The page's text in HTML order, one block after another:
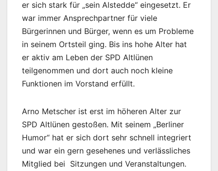
er sich stark für „sein Alstedde“ eingesetzt. Er
war immer Ansprechpartner für viele
Bürgerinnen und Bürger, wenn es um Probleme
in seinem Ortsteil ging. Bis ins hohe Alter hat
er aktiv am Leben der SPD Altlünen
teilgenommen und dort auch noch kleine
Funktionen im Vorstand erfüllt.
Arno Metscher ist erst im höheren Alter zur
SPD Altlünen gestoßen. Mit seinem „Berliner
Humor“ hat er sich dort sehr schnell integriert
und war ein gern gesehenes und verlässliches
Mitglied bei Sitzungen und Veranstaltungen.